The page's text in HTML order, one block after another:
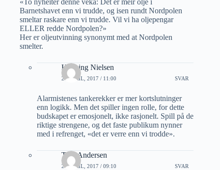
«To nyheiter denne veka: Det er meir olje i
Barnetshavet enn vi trudde, og isen rundt Nordpolen
smeltar raskare enn vi trudde. Vil vi ha oljepengar
ELLER redde Nordpolen?»
Her er oljeutvinning synonymt med at Nordpolen
smelter.
Henning Nielsen
27 APRIL, 2017 / 11:00 SVAR
Alarmistenes tankerekker er mer kortslutninger
enn logikk. Men det spiller ingen rolle, for dette
budskapet er emosjonelt, ikke rasjonelt. Spill på de
riktige strengene, og det faste publikum nynner
med i refrenget, «det er verre enn vi trodde».
Tore Andersen
28 APRIL, 2017 / 09:10 SVAR